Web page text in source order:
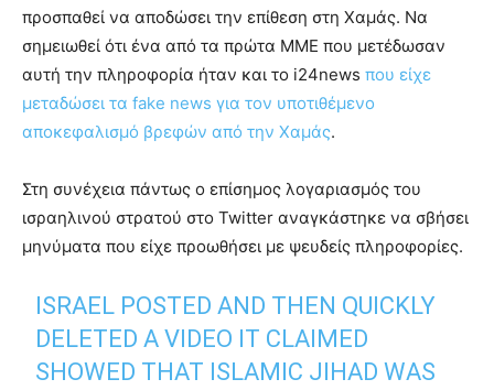
προσπαθεί να αποδώσει την επίθεση στη Χαμάς. Να
σημειωθεί ότι ένα από τα πρώτα ΜΜΕ που μετέδωσαν
αυτή την πληροφορία ήταν και το i24news που είχε
μεταδώσει τα fake news για τον υποτιθέμενο
αποκεφαλισμό βρεφών από την Χαμάς.
Στη συνέχεια πάντως ο επίσημος λογαριασμός του
ισραηλινού στρατού στο Twitter αναγκάστηκε να σβήσει
μηνύματα που είχε προωθήσει με ψευδείς πληροφορίες.
ISRAEL POSTED AND THEN QUICKLY
DELETED A VIDEO IT CLAIMED
SHOWED THAT ISLAMIC JIHAD WAS